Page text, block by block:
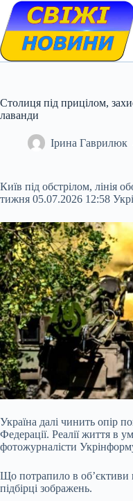
Skip
content
Столиця під прицілом,
лаванди
Ірина Гаврилюк
Київ під обстрілом, лінія
тижня 05.07.2026 12:58
Україна далі чинить опір
Федерації. Реалії життя в
фотожурналісти
Що потрапило в об’єктиви
підбірці зображень.